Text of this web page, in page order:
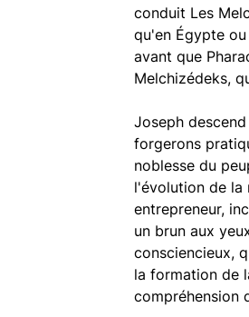
conduit Les
qu'en Égypte
avant que
Melchizédeks,
Joseph
forgerons
noblesse du
l'évolution de la
entrepreneur,
un brun aux
consciencieux,
la formation de
compréhension